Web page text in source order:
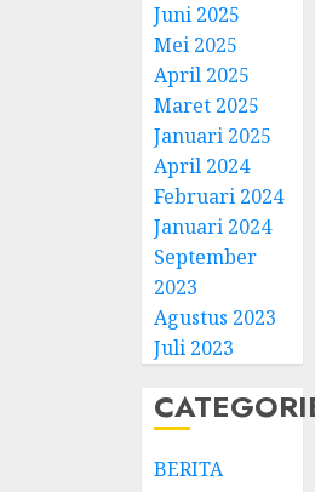
Juni 2025
Mei 2025
April 2025
Maret 2025
Januari 2025
April 2024
Februari 2024
Januari 2024
September
2023
Agustus 2023
Juli 2023
BERITA
3
Natal
BKSG
Tegal
di
11, 2026
4
Samuel
Adi
dan